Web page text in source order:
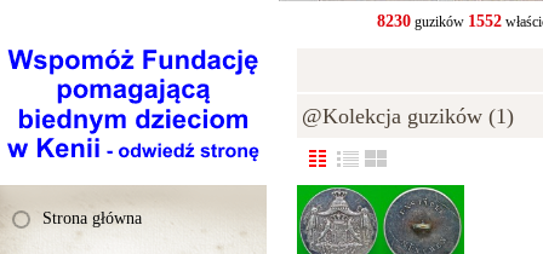
Strona główna
8230guzików 1552
@Kolekcja guzików (1)